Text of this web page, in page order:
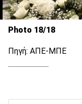
Photo 18/18
Πηγή: ΑΠΕ-ΜΠΕ